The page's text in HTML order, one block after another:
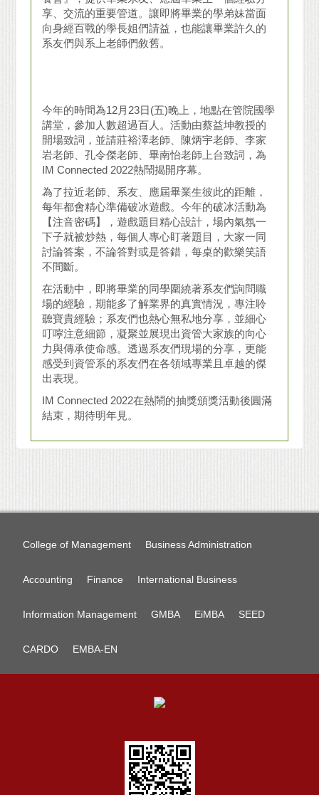
享、交流的重要管道。讓即將畢業的學弟妹當面
向身經百戰的學長姐們請益，也能讓畢業許久的
系友們與系上老師們敘舊。
今年的時間為12月23日(五)晚上，地點在管院國學
講堂，參加人數超過百人。活動由蔡益坤教授的
開場致詞，並請莊裕澤老師、陳炳宇老師、李家
岩老師、孔令傑老師、畢南怡老師上台致詞，為
IM Connected 2022熱鬧揭開序幕。
為了拉近老師、系友、應屆畢業生彼此的距離，
每年都會精心準備破冰遊戲。今年的破冰活動為
【注音密碼】，遊戲題目精心設計，場內氣氛一
下子就被炒熱，每個人專心盯著題目，大家一同
討論答案，不論答對或是答錯，每桌的歡樂笑語
不間斷。
在活動中，即將畢業的同學圍繞著系友們詢問職
場的經驗，期能多了解業界的真實情況，專注聆
聽寶貴經驗；系友們也熱心無私地分享，並細心
叮嚀注意細節，凝聚並展現出資管大家族的向心
力與傳承使命感。透過系友們現場的分享，更能
感受到資管系的系友們在各領域專業且卓越的傑
出表現。
IM Connected 2022在熱鬧的抽獎頒獎活動後圓滿
結束，期待明年見。
College of Management Business Administration
Accounting Finance International Business
Information Management GMBA EiMBA SEED
CARDO EMBA-EN